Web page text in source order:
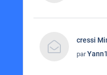
cressi
par